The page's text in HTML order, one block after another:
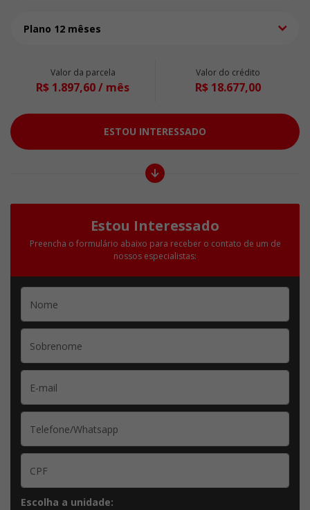
Plano 12 mêses
Valor da parcela
R$ 1.897,60 / mês
Valor do crédito
R$ 18.677,00
ESTOU INTERESSADO
Estou Interessado
Preencha o formulário abaixo para receber o contato de um de
nossos especialistas:
Escolha a unidade: